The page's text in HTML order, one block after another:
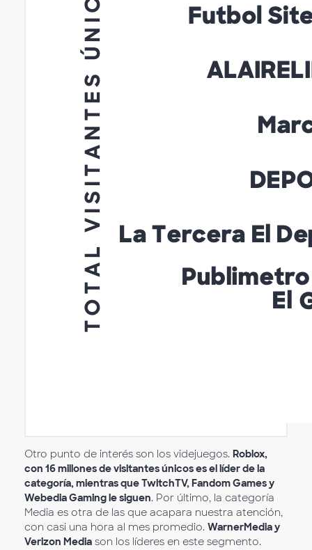
Otro punto de interés son los videjuegos. Roblox,
con 16 millones de visitantes únicos es el líder de la
categoría, mientras que TwitchTV, Fandom Games y
Webedia Gaming le siguen. Por último, la categoría
Media es otra de las que acapara nuestra atención,
con casi una hora al mes promedio. WarnerMedia y
Verizon Media son los líderes en este segmento.